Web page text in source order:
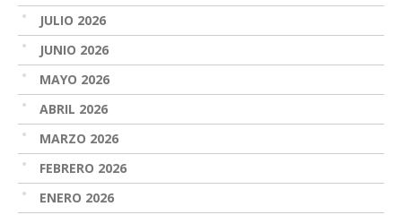
JULIO 2026
JUNIO 2026
MAYO 2026
ABRIL 2026
MARZO 2026
FEBRERO 2026
ENERO 2026